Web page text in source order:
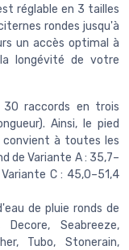
réglable en 3 tailles
rondes jusqu'à
un accès optimal à
longévité de votre
raccords en trois
Ainsi, le pied
à toutes les
de Variante A : 35,7–
C : 45,0–51,4
de pluie ronds de
Seabreeze,
Tubo, Stonerain,